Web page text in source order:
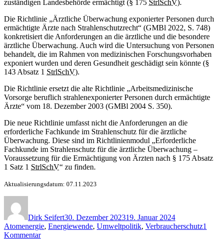
zuständigen Landesbehörde ermächtigt (§ 175 StrlSchV).
Die Richtlinie „Ärztliche Überwachung exponierter Personen durch
ermächtigte Ärzte nach Strahlenschutzrecht“ (GMBl 2022, S. 748)
konkretisiert die Anforderungen an die ärztliche und die besondere
ärztliche Überwachung. Auch wird die Untersuchung von Personen
behandelt, die im Rahmen von medizinischen Forschungsvorhaben
exponiert wurden und deren Gesundheit geschädigt sein könnte (§
143 Absatz 1 StrlSchV).
Die Richtlinie ersetzt die alte Richtlinie „Arbeitsmedizinische
Vorsorge beruflich strahlenexponierter Personen durch ermächtigte
Ärzte“ vom 18. Dezember 2003 (GMBl 2004 S. 350).
Die neue Richtlinie umfasst nicht die Anforderungen an die
erforderliche Fachkunde im Strahlenschutz für die ärztliche
Überwachung. Diese sind im Richtlinienmodul „Erforderliche
Fachkunde im Strahlenschutz für die ärztliche Überwachung –
Voraussetzung für die Ermächtigung von Ärzten nach § 175 Absatz
1 Satz 1 StrlSchV“ zu finden.
Aktualisierungsdatum: 07.11.2023
Dirk Seifert30. Dezember 202319. Januar 2024
Atomenergie, Energiewende, Umweltpolitik, Verbraucherschutz1
Kommentarzu